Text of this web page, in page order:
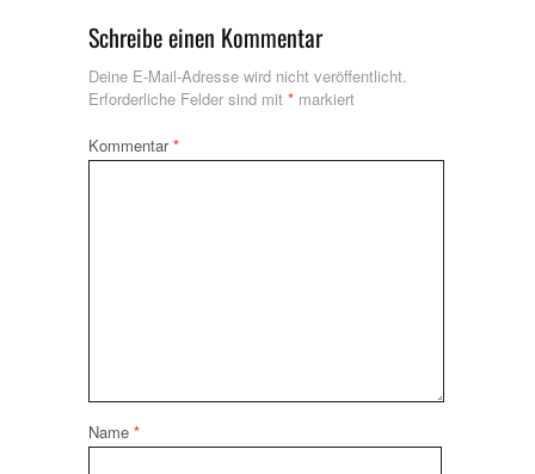
Schreibe einen Kommentar
Deine E-Mail-Adresse wird nicht veröffentlicht.
Erforderliche Felder sind mit * markiert
Kommentar*
Name *